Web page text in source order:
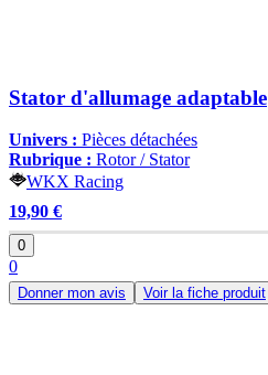
Stator d'allumage adaptable
Univers : Pièces détachées
Rubrique : Rotor / Stator
WKX Racing
19,90 €
0
0
Donner mon avis Voir la fiche produit